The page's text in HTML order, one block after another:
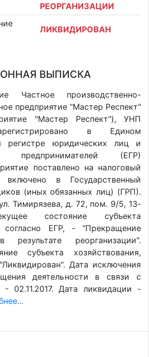
РЕОРГАНИЗАЦИИ
ЛИКВИДИРОВАН
ВЫПИСКА
Частное производственно-
предприятие "Мастер Респект"
"Мастер Респект"), УНП
в Едином
регистре юридических лиц и
предпринимателей (ЕГР)
поставлено на налоговый
включено в Государственный
(иных обязанных лиц) (ГРП).
Тимирязева, д. 72, пом. 9/5, 13-
состояние субъекта
согласно ЕГР, - "Прекращение
результате реорганизации".
субъекта хозяйствования,
Дата исключения
деятельности в связи с
- 02.11.2017. Дата ликвидации -